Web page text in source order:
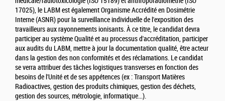
17025), le LABM est également Organisme Accrédité en Dosimétrie
Interne (ASNR) pour la surveillance individuelle de l'exposition des
travailleurs aux rayonnements ionisants. À ce titre, le candidat devra
participer au système Qualité et au processus d'accréditation, participer
aux audits du LABM, mettre à jour la documentation qualité, être acteur
dans la gestion des non conformités et des réclamations. Le candidat
se verra attribuer des tâches logistiques transverses en fonction des
besoins de l'Unité et de ses appétences (ex : Transport Matières
Radioactives, gestion des produits chimiques, gestion des déchets,
gestion des sources, métrologie, informatique...).